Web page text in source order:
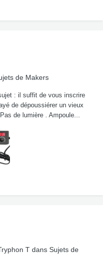
de Makers
: il suffit de vous inscrire
de dépoussiérer un vieux
de lumière . Ampoule...
T dans Sujets de